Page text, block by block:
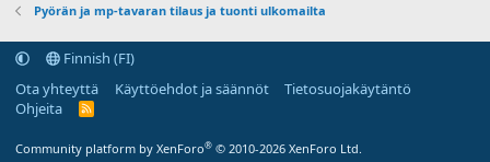
Pyörän ja mp-tavaran tilaus ja tuonti ulkomailta
Finnish (FI)
Ota yhteyttä
Käyttöehdot ja säännöt
Tietosuojakäytäntö
Ohjeita
R
Community platform by XenForo® © 2010-2026 XenForo Ltd.